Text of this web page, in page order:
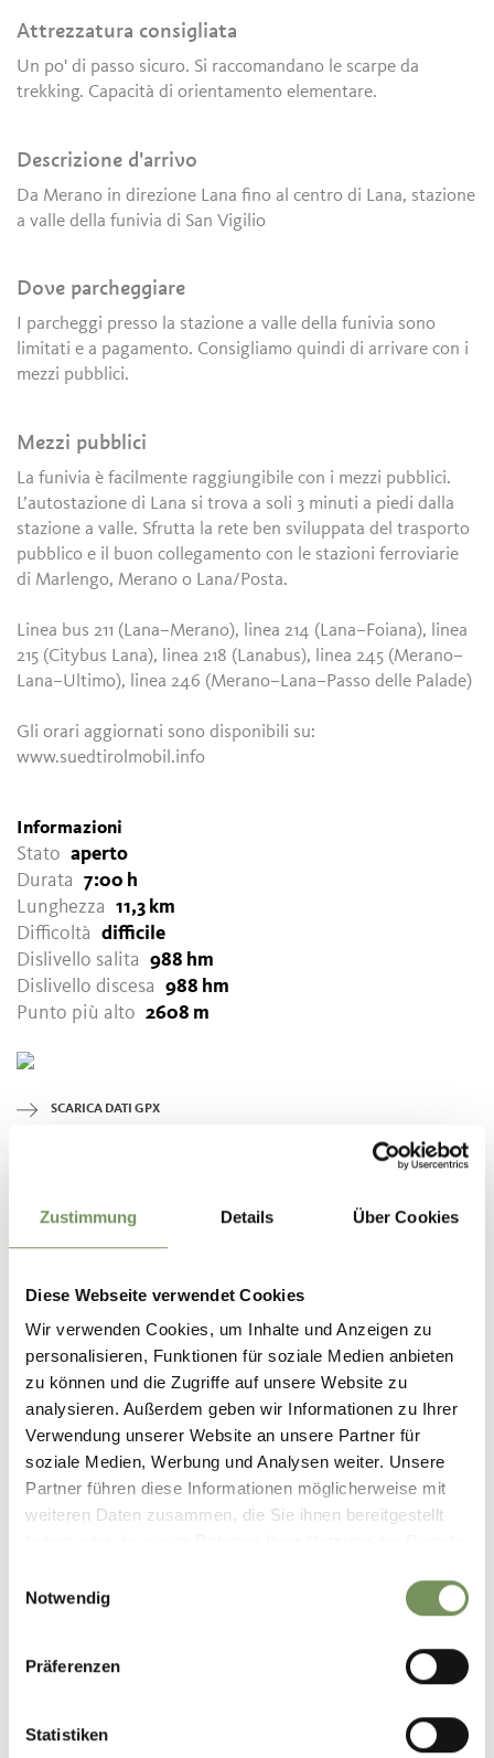
Zustimmung Details Über Cookies
Diese Webseite verwendet Cookies
Wir verwenden Cookies, um Inhalte und Anzeigen zu
personalisieren, Funktionen für soziale Medien anbieten
zu können und die Zugriffe auf unsere Website zu
analysieren. Außerdem geben wir Informationen zu Ihrer
Verwendung unserer Website an unsere Partner für
soziale Medien, Werbung und Analysen weiter. Unsere
Partner führen diese Informationen möglicherweise mit
weiteren Daten zusammen, die Sie ihnen bereitgestellt
Notwendig
Präferenzen
Statistiken
Attrezzatura consigliata
Un po' di passo sicuro. Si raccomandano le scarpe da
trekking. Capacità di orientamento elementare.
Descrizione d'arrivo
Da Merano in direzione Lana fino al centro di Lana, stazione
a valle della funivia di San Vigilio
Dove parcheggiare
I parcheggi presso la stazione a valle della funivia sono
limitati e a pagamento. Consigliamo quindi di arrivare con i
mezzi pubblici.
Mezzi pubblici
La funivia è facilmente raggiungibile con i mezzi pubblici.
L’autostazione di Lana si trova a soli 3 minuti a piedi dalla
stazione a valle. Sfrutta la rete ben sviluppata del trasporto
pubblico e il buon collegamento con le stazioni ferroviarie
di Marlengo, Merano o Lana/Posta.
Linea bus 211 (Lana–Merano), linea 214 (Lana–Foiana), linea
215 (Citybus Lana), linea 218 (Lanabus), linea 245 (Merano–
Lana–Ultimo), linea 246 (Merano–Lana–Passo delle Palade)
Gli orari aggiornati sono disponibili su:
www.suedtirolmobil.info
Informazioni
Stato aperto
Durata 7:00 h
Lunghezza 11,3 km
Difficoltà difficile
Dislivello salita 988 hm
Dislivello discesa 988 hm
Punto più alto 2608 m
SCARICA DATI GPX
Andreas Hofer Str. 9/1
IL CONTENUTO VI È STATO UTILE? SÌ NO